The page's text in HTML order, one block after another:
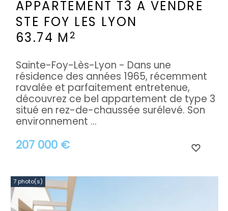
APPARTEMENT T3 A VENDRE
STE FOY LES LYON
63.74 M 2
207 000 €
Sainte-Foy-Lès-Lyon - Dans une
résidence des années 1965, récemment
ravalée et parfaitement entretenue,
découvrez ce bel appartement de type 3
situé en rez-de-chaussée surélevé. Son
environnement ...
7 photo(s)